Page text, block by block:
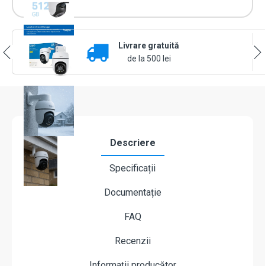
TAPO
dome,
IP,
3MP,
3.9mm,
Pan/Tilt,
IR
30m,
Audio
2-
Way,
IP66,
Wi-
Fi
Livrare gratuită
de la 500 lei
Descriere
Specificații
Documentație
FAQ
Recenzii